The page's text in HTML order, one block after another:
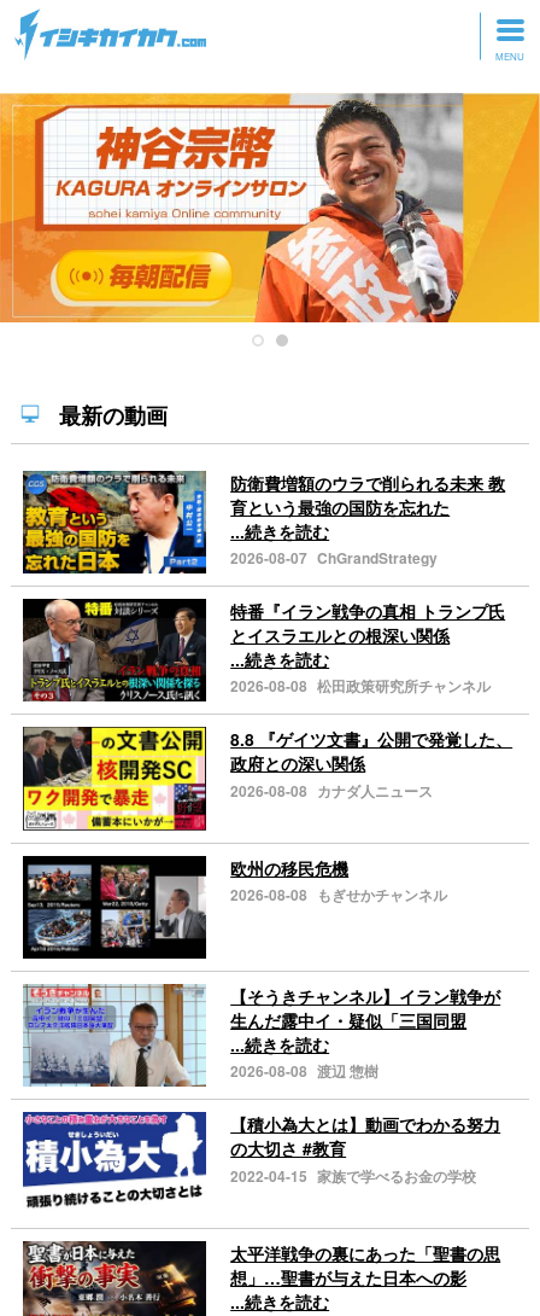
トップページ
動画を見る
記事を読む
セミナーに参加
研修・ツアーに参加
最新の動画
防衛費増額のウラで削られる未来 教
育という最強の国防を忘れた
...続きを読む
2026-08-07 ChGrandStrategy
特番『イラン戦争の真相 トランプ氏
とイスラエルとの根深い関係
...続きを読む
2026-08-08 松田政策研究所チャンネル
8.8 『ゲイツ文書』公開で発覚した、
政府との深い関係
2026-08-08 カナダ人ニュース
欧州の移民危機
2026-08-08 もぎせかチャンネル
【そうきチャンネル】イラン戦争が
生んだ露中イ・疑似「三国同盟
...続きを読む
2026-08-08 渡辺 惣樹
【積小為大とは】動画でわかる努力
の大切さ #教育
2022-04-15 家族で学べるお金の学校
太平洋戦争の裏にあった「聖書の思
想」…聖書が与えた日本への影
...続きを読む